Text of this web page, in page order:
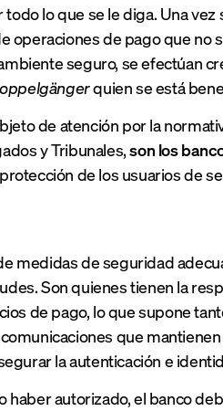
lo que se le diga. Una vez
operaciones de pago que no
seguro, se efectúan
quien se está
de atención por la
y Tribunales,son los
de los usuarios de
medidas de seguridad
Son quienes tienen la
de pago, lo que supone
que
la autenticación e
haber autorizado, el banco